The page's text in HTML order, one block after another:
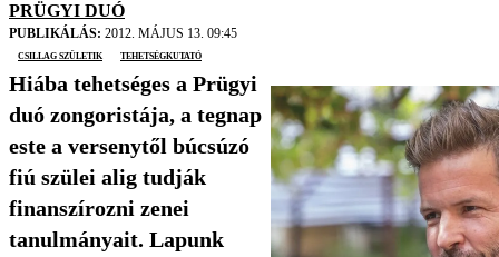
PRÜGYI DUÓ
PUBLIKÁLÁS: 2012. MÁJUS 13. 09:45
Csillag Születik
tehetségkutató
Hiába tehetséges a Prügyi
duó zongoristája, a tegnap
este a versenytől búcsúzó
fiú szülei alig tudják
finanszírozni zenei
tanulmányait. Lapunk